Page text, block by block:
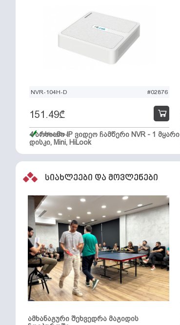
NVR-104H-D #02876
4 არხიანი IP ვიდეო ჩამწერი NVR - 1 მყარი
დისკი, Mini, HiLook
151.49₾
მარაგშია
სიახლეები და მოვლენები
ამხანაგური შეხვედრა მაგიდის